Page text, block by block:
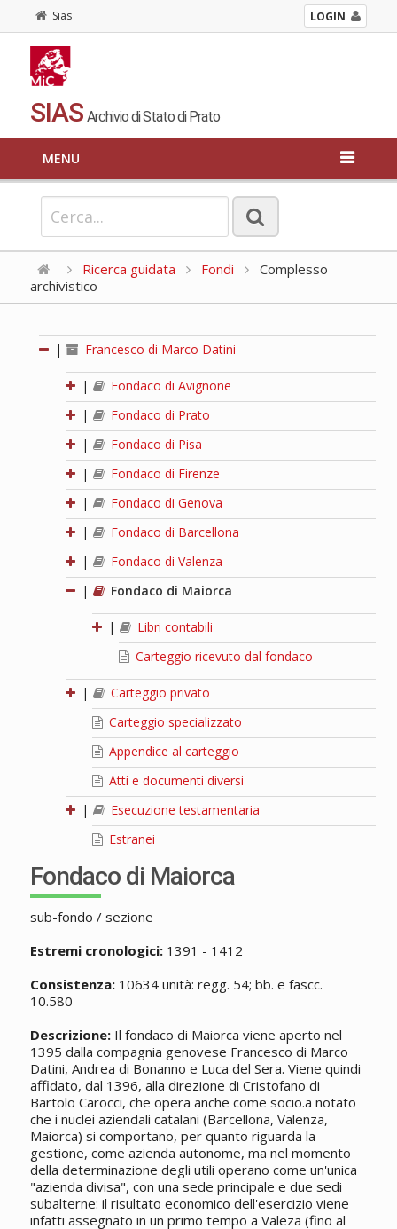
Sias LOGIN
SIAS Archivio di Stato di Prato
MENU
Ricerca guidata Fondi
Complesso
archivistico
| Francesco di Marco Datini
|
Fondaco di Avignone
|
Fondaco di Prato
|
Fondaco di Pisa
|
Fondaco di Firenze
|
Fondaco di Genova
|
Fondaco di Barcellona
|
Fondaco di Valenza
|
Fondaco di Maiorca
|
Libri contabili
Carteggio ricevuto dal fondaco
|
Carteggio privato
Carteggio specializzato
Appendice al carteggio
Atti e documenti diversi
|
Esecuzione testamentaria
Estranei
Fondaco di Maiorca
sub-fondo / sezione
Estremi cronologici:1391 - 1412
Consistenza:10634 unità: regg. 54; bb. e fascc.
10.580
Descrizione:Il fondaco di Maiorca viene aperto nel
1395 dalla compagnia genovese Francesco di Marco
Datini, Andrea di Bonanno e Luca del Sera. Viene quindi
affidato, dal 1396, alla direzione di Cristofano di
Bartolo Carocci, che opera anche come socio.a notato
che i nuclei aziendali catalani (Barcellona, Valenza,
Maiorca) si comportano, per quanto riguarda la
gestione, come azienda autonome, ma nel momento
della determinazione degli utili operano come un'unica
"azienda divisa", con una sede principale e due sedi
subalterne: il risultato economico dell'esercizio viene
infatti assegnato in un primo tempo a Valeza (fino al